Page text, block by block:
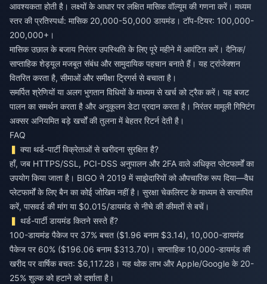
आवश्यकता होती है। लक्ष्यों के आधार पर लक्षित मासिक वॉल्यूम की गणना करें। मध्यम
स्तर की प्रतिस्पर्धा: मासिक 20,000-50,000 डायमंड। टॉप-टियर: 100,000-
200,000+।
मासिक उछाल के बजाय निरंतर उपस्थिति के लिए पूरे महीने में आवंटित करें। दैनिक/
साप्ताहिक शेड्यूल मजबूत संबंध और सामुदायिक पहचान बनाते हैं। यह ट्रांजेक्शन
वितरित करता है, सीमाओं और समीक्षा ट्रिगर्स से बचाता है।
समर्पित श्रेणियों या अलग भुगतान विधियों के माध्यम से खर्च को ट्रैक करें। यह बजट
पालन का समर्थन करता है और अनुकूलन डेटा प्रदान करता है। निरंतर मामूली गिफ्टिंग
अक्सर अनियमित बड़े खर्चों की तुलना में बेहतर रिटर्न देती है।
FAQ
क्या थर्ड-पार्टी विक्रेताओं से खरीदना सुरक्षित है?
हाँ, जब HTTPS/SSL, PCI-DSS अनुपालन और 2FA वाले अधिकृत प्लेटफार्मों का
उपयोग किया जाता है। BIGO ने 2019 में साझेदारियों को औपचारिक रूप दिया—वैध
प्लेटफार्मों के लिए बैन का कोई जोखिम नहीं है। सुरक्षा चेकलिस्ट के माध्यम से सत्यापित
करें, पासवर्ड की मांग या $0.015/डायमंड से नीचे की कीमतों से बचें।
थर्ड-पार्टी डायमंड कितने सस्ते हैं?
100-डायमंड पैकेज पर 37% बचत ($1.96 बनाम $3.14), 10,000-डायमंड
पैकेज पर 60% ($196.06 बनाम $313.70)। साप्ताहिक 10,000-डायमंड की
खरीद पर वार्षिक बचत: $6,117.28। यह थोक लाभ और Apple/Google के 20-
25% शुल्क को हटाने को दर्शाता है।